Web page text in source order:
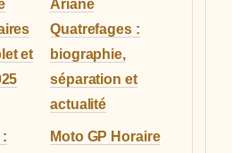
et
Ariane
Quatrefages :
biographie,
séparation et
actualité
Moto GP Horaire